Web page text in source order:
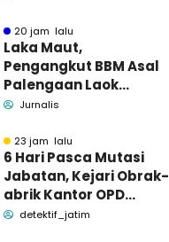
20 jam lalu
Laka Maut,
Pengangkut BBM Asal
Palengaan Laok
Pamekasan Meninggal
Jurnalis
23 jam lalu
6 Hari Pasca Mutasi
Jabatan, Kejari Obrak-
abrik Kantor OPD
Pemkab Pamekasan
detektif_jatim